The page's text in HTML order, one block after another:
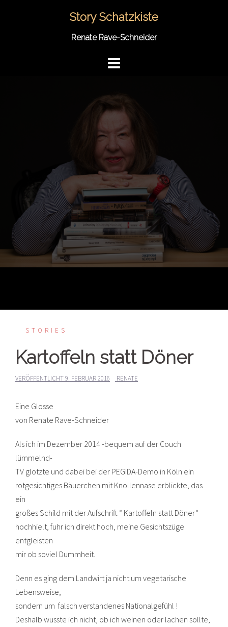
Story Schatzkiste
Renate Rave-Schneider
STORIES
Kartoffeln statt Döner
VERÖFFENTLICHT9. FEBRUAR 2016 RENATE
Eine Glosse
von Renate Rave-Schneider
Als ich im Dezember 2014 -bequem auf der Couch
lümmelnd-
TV glotzte und dabei bei der PEGIDA-Demo in Köln ein
rotgesichtiges Bäuerchen mit Knollennase erblickte, das
ein
großes Schild mit der Aufschrift “ Kartoffeln statt Döner“
hochhielt, fuhr ich direkt hoch, meine Gesichtszüge
entgleisten
mir ob soviel Dummheit.
Denn es ging dem Landwirt ja nicht um vegetarische
Lebensweise,
sondern um falsch verstandenes Nationalgefühl !
Deshalb wusste ich nicht, ob ich weinen oder lachen sollte,